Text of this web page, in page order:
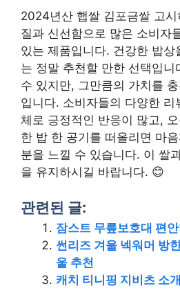
2024년산 햅쌀 김포금쌀 고
질과 신선함으로 많은 소비자
있는 제품입니다. 건강한 밥상
는 정말 추천할 만한 선택입
수 있지만, 그만큼의 가치를
입니다. 소비자들의 다양한 리
체로 긍정적인 반응이 많고,
한 밥 한 공기를 떠올리면 마
분을 느낄 수 있습니다. 이 쌀
을 유지하시길 바랍니다. 😊
관련된 글:
잠스트 무릎보호대 편
썬리즈 겨울 넥워머 방
울 추천
캐치 티니핑 지비츠 소개